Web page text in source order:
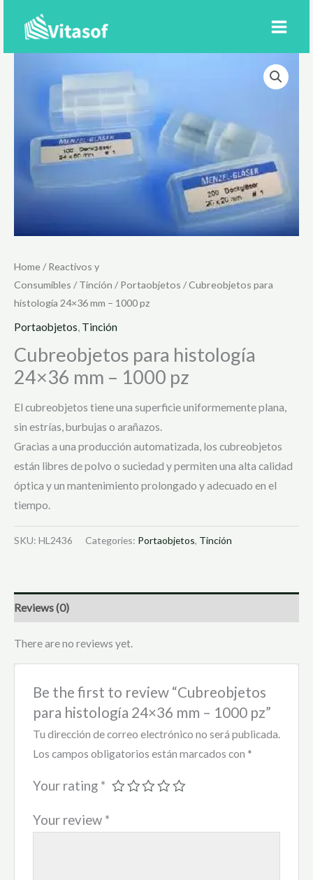
Home/Reactivos y
Consumibles /Tinción /Portaobjetos / Cubreobjetos para
histología 24×36 mm – 1000 pz
Portaobjetos, Tinción
Cubreobjetos para histología
24×36 mm – 1000 pz
El cubreobjetos tiene una superficie uniformemente plana,
sin estrías, burbujas o arañazos.
Gracias a una producción automatizada, los cubreobjetos
están libres de polvo o suciedad y permiten una alta calidad
óptica y un mantenimiento prolongado y adecuado en el
tiempo.
SKU: HL2436 Categories: Portaobjetos, Tinción
Reviews (0)
There are no reviews yet.
Be the first to review “Cubreobjetos
para histología 24×36 mm – 1000 pz”
Tu dirección de correo electrónico no será publicada.
Los campos obligatorios están marcados con *
Your rating *
Your review *